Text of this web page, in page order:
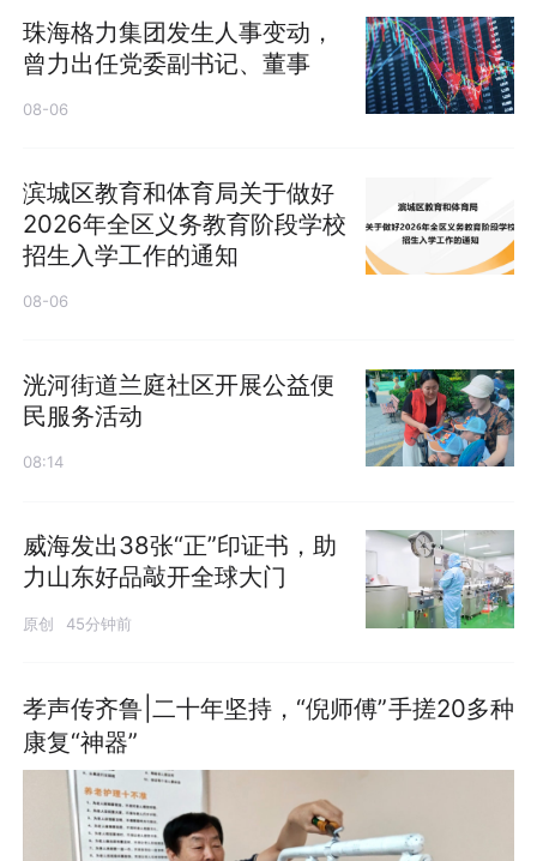
珠海格力集团发生人事变动，
曾力出任党委副书记、董事
08-06
滨城区教育和体育局关于做好
2026年全区义务教育阶段学校
招生入学工作的通知
08-06
洸河街道兰庭社区开展公益便
民服务活动
08:14
威海发出38张“正”印证书，助
力山东好品敲开全球大门
原创 45分钟前
孝声传齐鲁|二十年坚持，“倪师傅”手搓20多种
康复“神器”